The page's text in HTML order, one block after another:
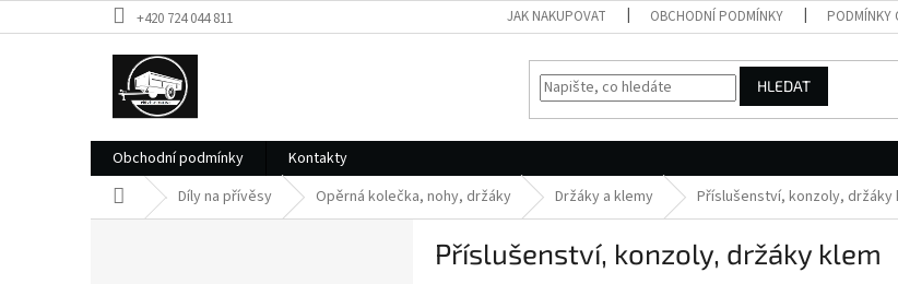
na
+420 724 044 811 JAK NAKUPOVAT OBCHODNÍ PODMÍNKY PODMÍNKY
HLEDAT
Obchodní podmínky
Kontakty
Domů Díly na přívěsy Opěrná kolečka, nohy, držáky Držáky a klemy Příslušenství, konzoly, držáky
Příslušenství, konzoly, držáky klem